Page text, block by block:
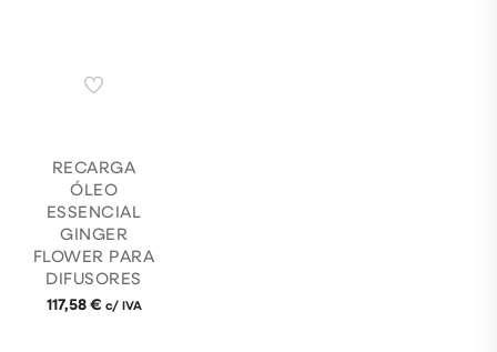
RECARGA
ÓLEO
ESSENCIAL
GINGER
FLOWER PARA
DIFUSORES
117,58€ c/ IVA